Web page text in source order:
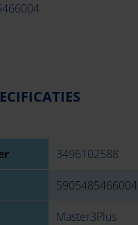
3496102588
5905485466004
Master3Plus